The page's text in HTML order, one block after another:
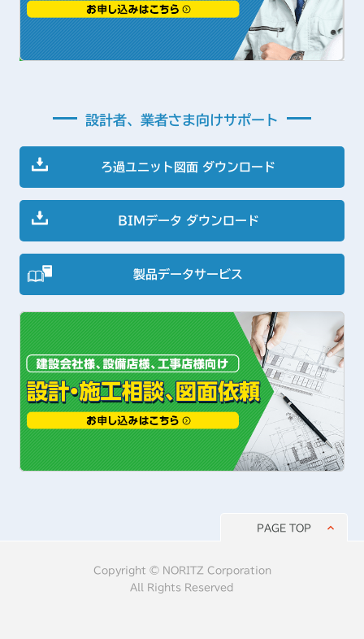
設計者、業者さま向けサポート
ろ過ユニット図面 ダウンロード
BIMデータ ダウンロード
製品データサービス
Copyright © NORITZ Corporation
All Rights Reserved
PAGE TOP